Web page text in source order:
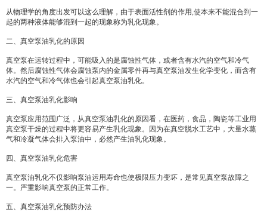
从物理学的角度出发可以这么理解，由于表面活性剂的作用,使本来不能混合到一
起的两种液体能够混到一起的现象称为乳化现象。
二、真空泵油乳化的原因
真空泵在运转过程中，可能吸入的是腐蚀性气体，或者含有水汽的空气和冷气
体。然后腐蚀性气体会腐蚀泵内的金属零件再与真空泵油发生化学变化，而含有
水汽的空气和冷气体也会引起真空泵油乳化。
三、真空泵油乳化影响
真空泵应用范围广泛，从真空泵油乳化的原因看，在医药，食品，陶瓷等工业用
真空泵干燥的过程中将更容易产生乳化现象。因为在真空脱水工艺中，大量水蒸
气和冷凝气体会排入泵油中，必然产生油乳化现象。
四、真空泵油乳化危害
真空泵油乳化不仅影响泵油运用寿命也使极限压力变坏，是常见真空泵故障之
一。严重影响真空泵的正常工作。
五、真空泵油乳化预防办法